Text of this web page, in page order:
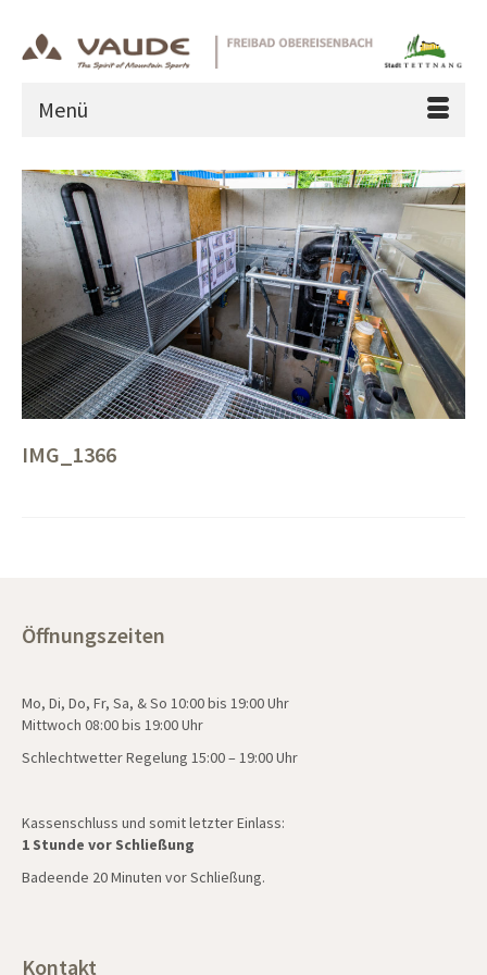
Menü
IMG_1366
Öffnungszeiten
Mo, Di, Do, Fr, Sa, & So 10:00 bis 19:00 Uhr
Mittwoch 08:00 bis 19:00 Uhr
Schlechtwetter Regelung 15:00 – 19:00 Uhr
Kassenschluss und somit letzter Einlass:
1 Stunde vor Schließung
Badeende 20 Minuten vor Schließung.
Kontakt